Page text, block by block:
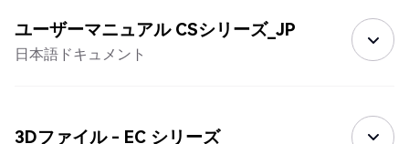
ユーザーマニュアル CSシリーズ_JP
日本語ドキュメント
3Dファイル - EC シリーズ